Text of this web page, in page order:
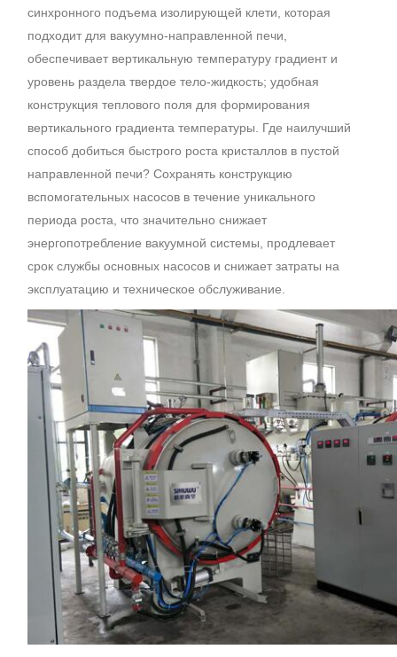
синхронного подъема изолирующей клети, которая
подходит для вакуумно-направленной печи,
обеспечивает вертикальную температуру градиент и
уровень раздела твердое тело-жидкость; удобная
конструкция теплового поля для формирования
вертикального градиента температуры. Где наилучший
способ добиться быстрого роста кристаллов в пустой
направленной печи? Сохранять конструкцию
вспомогательных насосов в течение уникального
периода роста, что значительно снижает
энергопотребление вакуумной системы, продлевает
срок службы основных насосов и снижает затраты на
эксплуатацию и техническое обслуживание.